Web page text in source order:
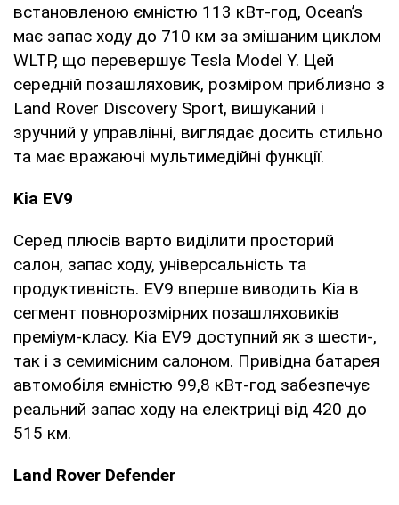
встановленою ємністю 113 кВт-год, Ocean’s
має запас ходу до 710 км за змішаним циклом
WLTP, що перевершує Tesla Model Y. Цей
середній позашляховик, розміром приблизно з
Land Rover Discovery Sport, вишуканий і
зручний у управлінні, виглядає досить стильно
та має вражаючі мультимедійні функції.
Kia EV9
Серед плюсів варто виділити просторий
салон, запас ходу, універсальність та
продуктивність. EV9 вперше виводить Kia в
сегмент повнорозмірних позашляховиків
преміум-класу. Kia EV9 доступний як з шести-,
так і з семимісним салоном. Привідна батарея
автомобіля ємністю 99,8 кВт-год забезпечує
реальний запас ходу на електриці від 420 до
515 км.
Land Rover Defender